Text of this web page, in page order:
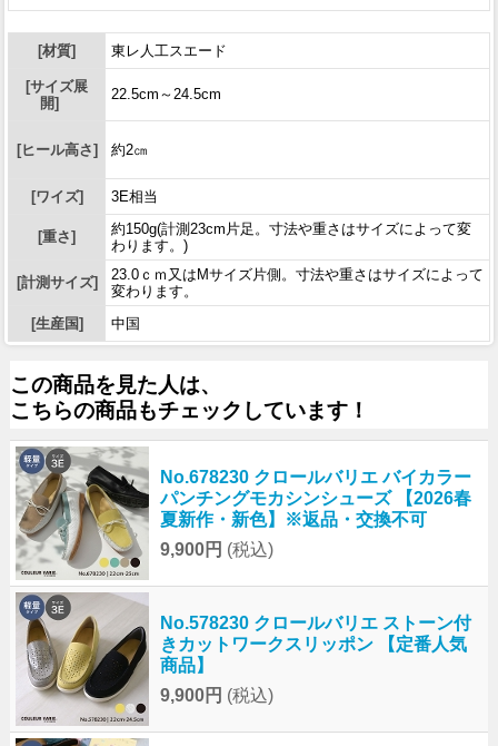
[材質] 東レ人工スエード
[サイズ展
開]
22.5cm～24.5cm
[ヒール高さ] 約2㎝
[ワイズ] 3E相当
[重さ]
約150g(計測23cm片足。寸法や重さはサイズによって変
わります。)
[計測サイズ]
23.0ｃｍ又はMサイズ片側。寸法や重さはサイズによって
変わります。
[生産国]
中国
この商品を見た人は、
こちらの商品もチェックしています！
No.678230 クロールバリエ バイカラー
パンチングモカシンシューズ 【2026春
夏新作・新色】※返品・交換不可
9,900円 (税込)
No.578230 クロールバリエ ストーン付
きカットワークスリッポン 【定番人気
商品】
9,900円 (税込)